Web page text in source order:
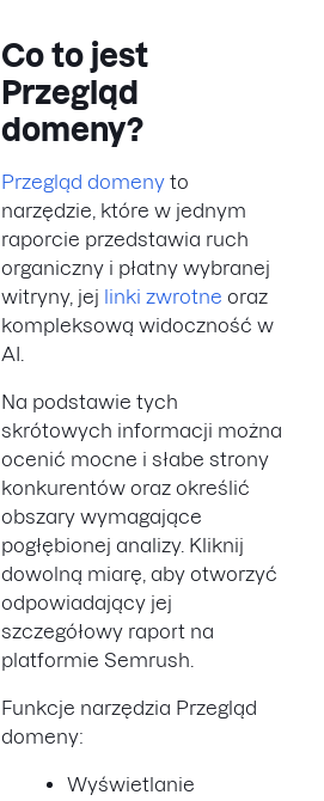
Co to jest
Przegląd
domeny?
Przegląd domeny to
narzędzie, które w jednym
raporcie przedstawia ruch
organiczny i płatny wybranej
witryny, jej linki zwrotne oraz
kompleksową widoczność w
AI.
Na podstawie tych
skrótowych informacji można
ocenić mocne i słabe strony
konkurentów oraz określić
obszary wymagające
pogłębionej analizy. Kliknij
dowolną miarę, aby otworzyć
odpowiadający jej
szczegółowy raport na
platformie Semrush.
Funkcje narzędzia Przegląd
domeny:
Wyświetlanie